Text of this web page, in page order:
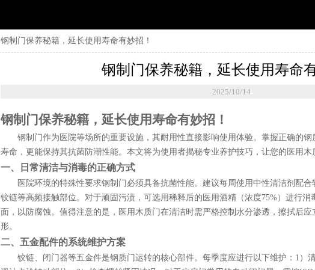
钢制门保养秘籍，延长使用寿命有妙招！
钢制门保养秘籍，延长使用寿命
2025/10/14
钢制门保养秘籍，延长使用寿命有妙招！
钢制门作为医院等场所的重要设施，其耐用性直接影响使用体验。掌握正确的
寿命，更能保持其抗菌防潮性能。本文将为使用者揭秘专业养护技巧，让您的医用木
一、日常清洁与消毒的正确方式
医院环境的特殊性要求钢制门必须具备抗菌性能。建议每周使用中性清洁剂配合
铰链等高频接触部位。对于顽固污渍，可选用稀释后的医用酒精（浓度75%）进行
面，以防腐蚀。值得注意的是，医用木质门在清洁时需严格控制水分渗透，擦拭后
形。
二、五金配件的系统维护方案
铰链、闭门器等五金件是钢质门运转的核心部件。每季度应进行以下维护：1）